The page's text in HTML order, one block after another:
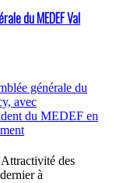
du MEDEF Val
des
à